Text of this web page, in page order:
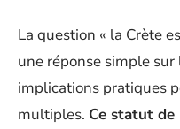
La question « la Crète
une réponse simple
implications pratiques
multiples. Ce statut de